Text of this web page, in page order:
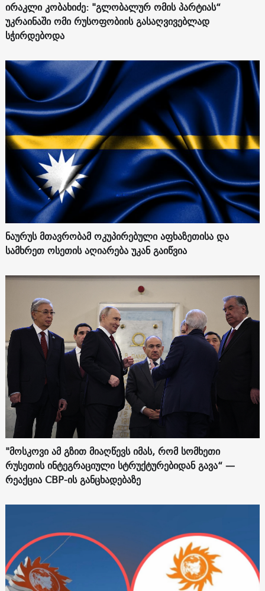
ირაკლი კობახიძე: "გლობალურ ომის პარტიას“
უკრაინაში ომი რუსოფობიის გასაღვივებლად
სჭირდებოდა
ნაურუს მთავრობამ ოკუპირებული აფხაზეთისა და
სამხრეთ ოსეთის აღიარება უკან გაიწვია
"მოსკოვი ამ გზით მიაღწევს იმას, რომ სომხეთი
რუსეთის ინტეგრაციული სტრუქტურებიდან გავა“ —
რეაქცია СВР-ის განცხადებაზე